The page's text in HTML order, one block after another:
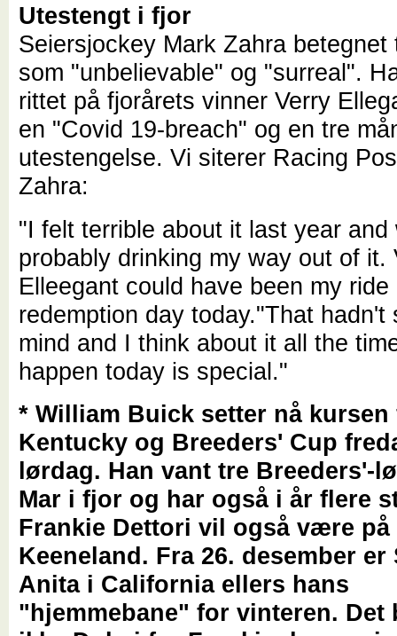
Utestengt i fjor
Seiersjockey Mark Zahra betegnet
som "unbelievable" og "surreal".
rittet på fjorårets vinner Verry
en "Covid 19-breach" og en tre
utestengelse. Vi siterer Racing
Zahra:
"I felt terrible about it last year and
probably drinking my way out of it.
Elleegant could have been my
redemption day today."That hadn't
mind and I think about it all the
happen today is special."
* William Buick setter nå kursen
Kentucky og Breeders' Cup
lørdag. Han vant tre Breeders'-
Mar i fjor og har også i år flere
Frankie Dettori vil også være på
Keeneland. Fra 26. desember er
Anita i California ellers hans
"hjemmebane" for vinteren. Det